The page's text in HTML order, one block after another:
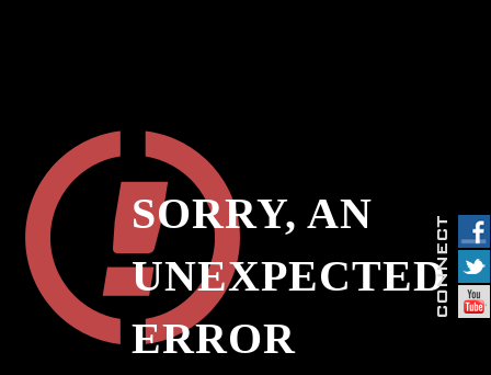
SORRY, AN
UNEXPECTED
ERROR